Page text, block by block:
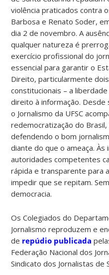
violência praticados contra
Barbosa e Renato Soder,
dia 2 de novembro. A
qualquer natureza é
exercício profissional do
essencial para garantir o
Direito, particularmente
constitucionais – a
direito à informação. Desde
o Jornalismo da UFSC
redemocratização do Brasil,
defendendo o bom
diante do que o ameaça. Às
autoridades competentes
rápida e transparente para
impedir que se repitam.
democracia.
Os Colegiados do
Jornalismo reproduzem e
de repúdio publicada
Federação Nacional dos
Sindicato dos Jornalistas de